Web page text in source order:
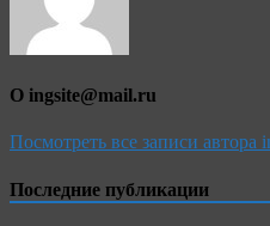
О ingsite@mail.ru
Посмотреть все записи автора
Последние публикации